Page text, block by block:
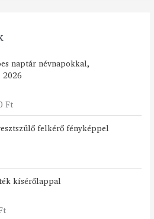
naptár névnapokkal,
Ft
r
t
r
t
o
n
y
felkérő fényképpel
kísérőlappal
Á
r
a